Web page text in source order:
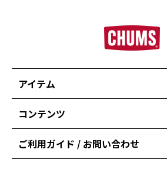
アイテム
コンテンツ
ご利用ガイド / お問い合わせ